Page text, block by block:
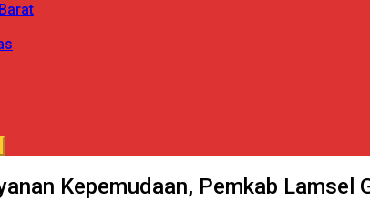
Kepemudaan, Pemkab Lamsel